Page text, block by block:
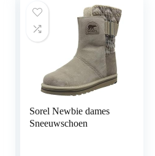
Sorel Newbie dames
Sneeuwschoen